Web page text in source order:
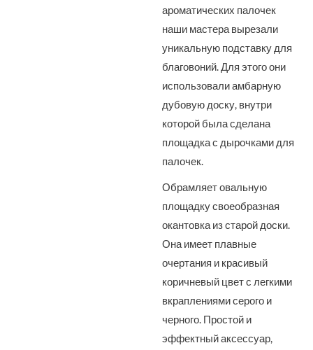
ароматических палочек
наши мастера вырезали
уникальную подставку для
благовоний. Для этого они
использовали амбарную
дубовую доску, внутри
которой была сделана
площадка с дырочками для
палочек.
Обрамляет овальную
площадку своеобразная
окантовка из старой доски.
Она имеет плавные
очертания и красивый
коричневый цвет с легкими
вкраплениями серого и
черного. Простой и
эффектный аксессуар,